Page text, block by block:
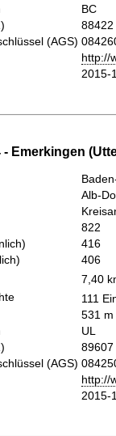
BC
88422
(AGS)
http://
2015-
- Emerkingen
Alb-
822
416
406
7,40
111
531 m
UL
89607
(AGS)
http://
2015-